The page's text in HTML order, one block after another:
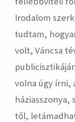
Irodalom
tudtam,
volt, Váncsa
volna úgy írni,
háziasszonya,
től,